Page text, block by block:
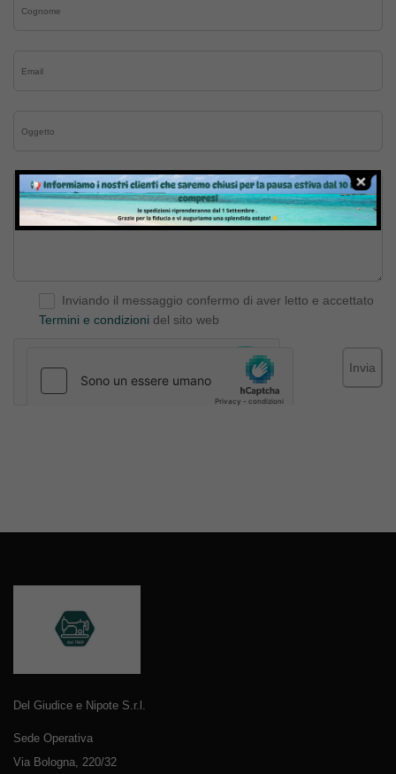
Inviando il messaggio confermo di aver letto e accettato
Termini e condizioni del sito web
Invia
Del Giudice e Nipote S.r.l.
Sede Operativa
Via Bologna, 220/32